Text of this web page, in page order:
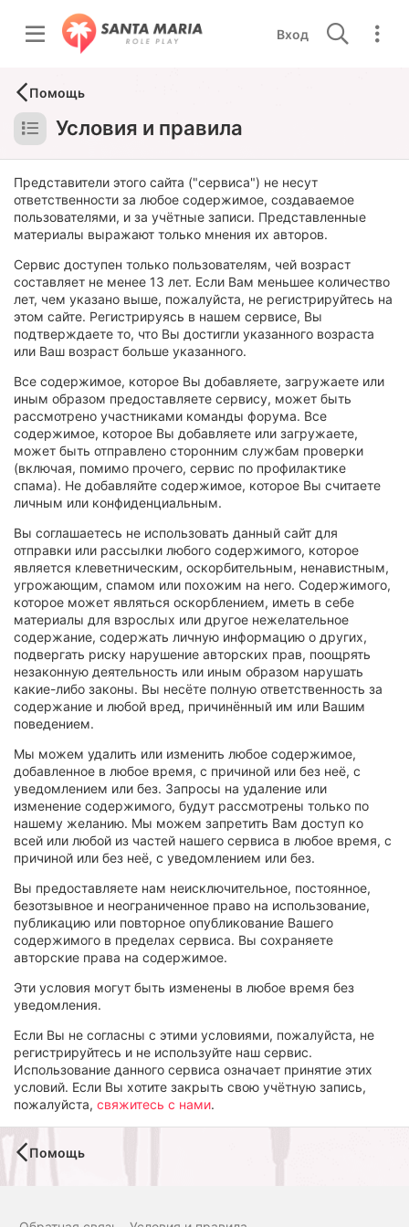
Вход
Помощь
Условия и правила
Представители этого сайта ("сервиса") не несут
ответственности за любое содержимое, создаваемое
пользователями, и за учётные записи. Представленные
материалы выражают только мнения их авторов.
Сервис доступен только пользователям, чей возраст
составляет не менее 13 лет. Если Вам меньшее количество
лет, чем указано выше, пожалуйста, не регистрируйтесь на
этом сайте. Регистрируясь в нашем сервисе, Вы
подтверждаете то, что Вы достигли указанного возраста
или Ваш возраст больше указанного.
Все содержимое, которое Вы добавляете, загружаете или
иным образом предоставляете сервису, может быть
рассмотрено участниками команды форума. Все
содержимое, которое Вы добавляете или загружаете,
может быть отправлено сторонним службам проверки
(включая, помимо прочего, сервис по профилактике
спама). Не добавляйте содержимое, которое Вы считаете
личным или конфиденциальным.
Вы соглашаетесь не использовать данный сайт для
отправки или рассылки любого содержимого, которое
является клеветническим, оскорбительным, ненавистным,
угрожающим, спамом или похожим на него. Содержимого,
которое может являться оскорблением, иметь в себе
материалы для взрослых или другое нежелательное
содержание, содержать личную информацию о других,
подвергать риску нарушение авторских прав, поощрять
незаконную деятельность или иным образом нарушать
какие-либо законы. Вы несёте полную ответственность за
содержание и любой вред, причинённый им или Вашим
поведением.
Мы можем удалить или изменить любое содержимое,
добавленное в любое время, с причиной или без неё, с
уведомлением или без. Запросы на удаление или
изменение содержимого, будут рассмотрены только по
нашему желанию. Мы можем запретить Вам доступ ко
всей или любой из частей нашего сервиса в любое время, с
причиной или без неё, с уведомлением или без.
Вы предоставляете нам неисключительное, постоянное,
безотзывное и неограниченное право на использование,
публикацию или повторное опубликование Вашего
содержимого в пределах сервиса. Вы сохраняете
авторские права на содержимое.
Эти условия могут быть изменены в любое время без
уведомления.
Если Вы не согласны с этими условиями, пожалуйста, не
регистрируйтесь и не используйте наш сервис.
Использование данного сервиса означает принятие этих
условий. Если Вы хотите закрыть свою учётную запись,
пожалуйста, свяжитесь с нами.
Помощь